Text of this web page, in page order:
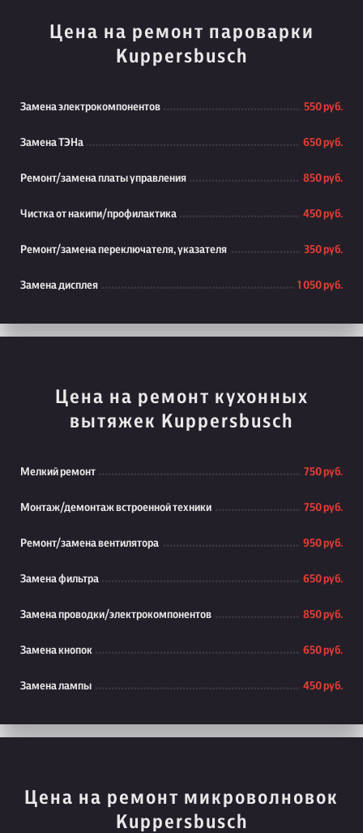
Цена на ремонт пароварки
Kuppersbusch
Замена электрокомпонентов 550 руб.
Замена ТЭНа 650 руб.
Ремонт/замена платы управления 850 руб.
Чистка от накипи/профилактика 450 руб.
Ремонт/замена переключателя, указателя 350 руб.
Замена дисплея 1 050 руб.
Цена на ремонт кухонных
вытяжек Kuppersbusch
Мелкий ремонт 750 руб.
Монтаж/демонтаж встроенной техники 750 руб.
Ремонт/замена вентилятора 950 руб.
Замена фильтра 650 руб.
Замена проводки/электрокомпонентов 850 руб.
Замена кнопок 650 руб.
Замена лампы 450 руб.
Цена на ремонт микроволновок
Kuppersbusch